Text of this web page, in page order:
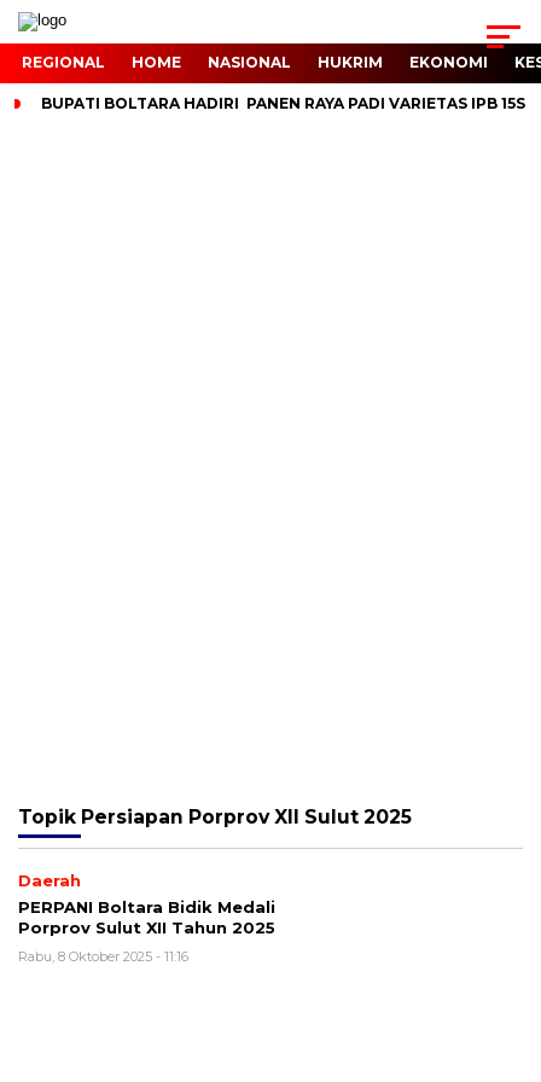
REGIONAL HOME NASIONAL HUKRIM EKONOMI
BUPATI BOLTARA HADIRI PANEN RAYA PADI VARIETAS IPB 15S
Topik Persiapan Porprov XII Sulut 2025
Daerah
PERPANI Boltara Bidik Medali
Porprov Sulut XII Tahun 2025
Rabu, 8 Oktober 2025 - 11:16